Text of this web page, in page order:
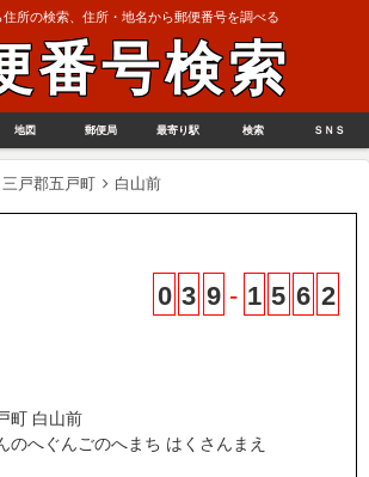
所の検索、住所・地名から郵便番号を調べる
番号検索
地図 郵便局 最寄り駅 検索 ＳＮＳ
三戸郡五戸町 白山前
0 3 9 - 1 5 6 2
町 白山前
のへぐんごのへまち はくさんまえ